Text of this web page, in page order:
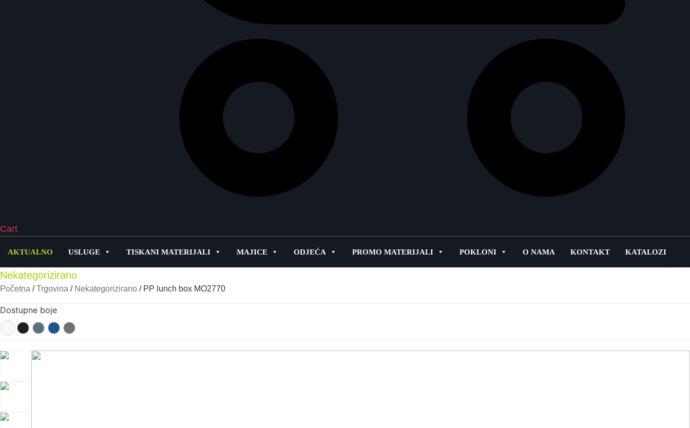
Cart
AKTUALNO USLUGE TISKANI MATERIJALI MAJICE ODJEĆA PROMO MATERIJALI POKLONI O NAMA KONTAKT KATALOZI
Nekategorizirano
Početna /Trgovina / Nekategorizirano / PP lunch box MO2770
Dostupne boje